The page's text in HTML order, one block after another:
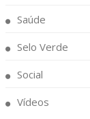
Saúde
Selo Verde
Social
Vídeos